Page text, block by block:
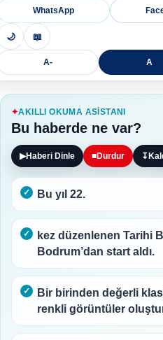
WhatsApp
🌙 📖
A- A
AKILLI OKUMA ASISTANI
Bu haberde ne var?
▶Haberi Dinle ■Durdur ↧
Bu yıl 22.
kez düzenlenen Tarihi
Bodrum’dan start aldı.
Bir birinden değerli
renkli görüntüler